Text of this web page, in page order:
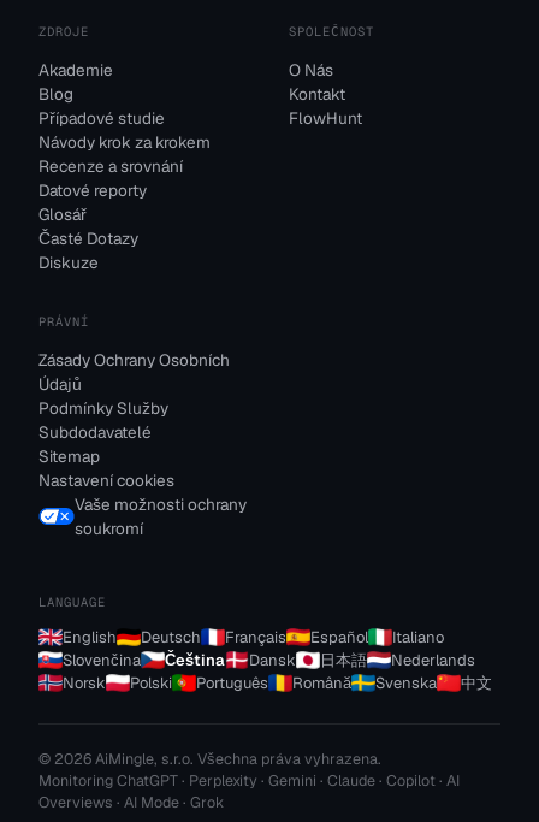
ZDROJE
Akademie
Blog
Případové studie
Návody krok za krokem
Recenze a srovnání
Datové reporty
Glosář
Časté Dotazy
Diskuze
SPOLEČNOST
O Nás
Kontakt
FlowHunt
PRÁVNÍ
Zásady Ochrany Osobních
Údajů
Podmínky Služby
Subdodavatelé
Sitemap
Nastavení cookies
Vaše možnosti ochrany
soukromí
LANGUAGE
English Deutsch Français Español
Italiano
Slovenčina
Čeština Dansk 日本語
Nederlands
Norsk
Polski Português Română Svenska 中文
© 2026 AiMingle, s.r.o. Všechna práva vyhrazena.
Monitoring ChatGPT · Perplexity · Gemini · Claude · Copilot · AI
Overviews · AI Mode · Grok